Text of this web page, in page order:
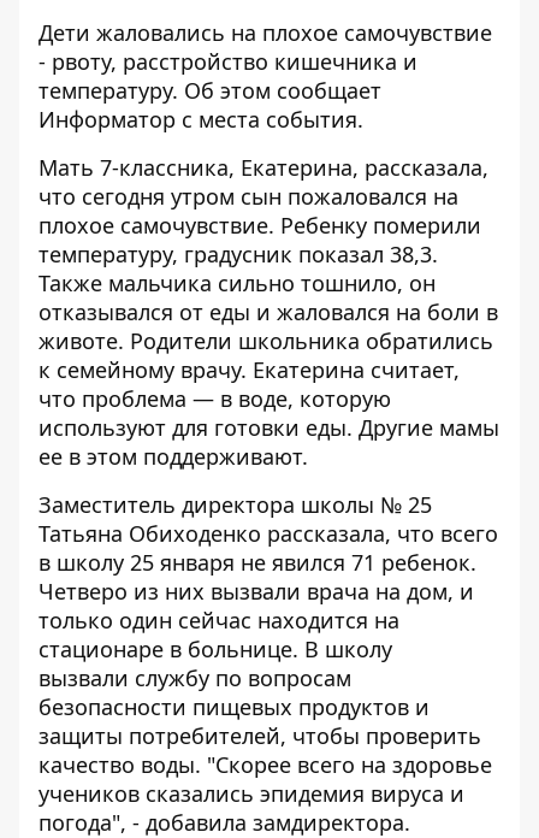
Дети жаловались на плохое самочувствие
- рвоту, расстройство кишечника и
температуру. Об этом сообщает
Информатор с места события.
Мать 7-классника, Екатерина, рассказала,
что сегодня утром сын пожаловался на
плохое самочувствие. Ребенку померили
температуру, градусник показал 38,3.
Также мальчика сильно тошнило, он
отказывался от еды и жаловался на боли в
животе. Родители школьника обратились
к семейному врачу. Екатерина считает,
что проблема — в воде, которую
используют для готовки еды. Другие мамы
ее в этом поддерживают.
Заместитель директора школы № 25
Татьяна Обиходенко рассказала, что всего
в школу 25 января не явился 71 ребенок.
Четверо из них вызвали врача на дом, и
только один сейчас находится на
стационаре в больнице. В школу
вызвали службу по вопросам
безопасности пищевых продуктов и
защиты потребителей, чтобы проверить
качество воды. "Скорее всего на здоровье
учеников сказались эпидемия вируса и
погода", - добавила замдиректора.